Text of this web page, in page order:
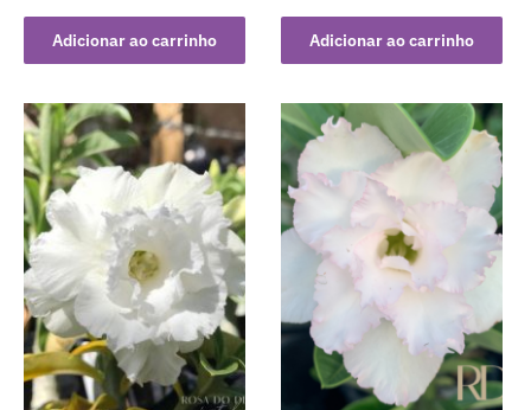
Adicionar ao carrinho Adicionar ao carrinho